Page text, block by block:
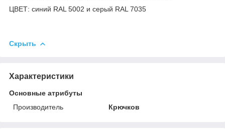
ЦВЕТ: синий RAL 5002 и серый RAL 7035
Скрыть
Характеристики
Основные атрибуты
Производитель
Крючков